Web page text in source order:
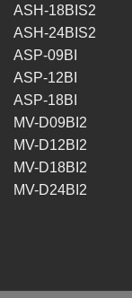
ASH-18BIS2
ASH-24BIS2
ASP-09BI
ASP-12BI
ASP-18BI
MV-D09BI2
MV-D12BI2
MV-D18BI2
MV-D24BI2